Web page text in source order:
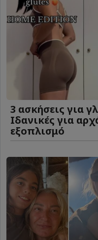
3 ασκήσεις για
Ιδανικές για
εξοπλισμό